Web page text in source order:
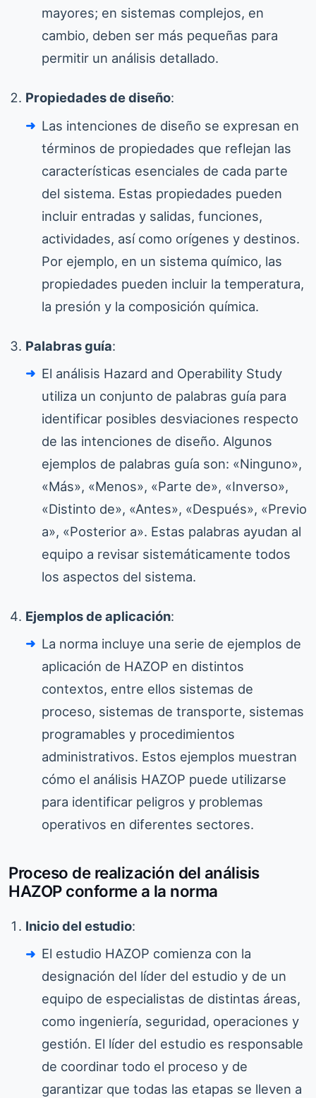
mayores; en sistemas complejos, en
cambio, deben ser más pequeñas para
permitir un análisis detallado.
Propiedades de diseño:
Las intenciones de diseño se expresan en
términos de propiedades que reflejan las
características esenciales de cada parte
del sistema. Estas propiedades pueden
incluir entradas y salidas, funciones,
actividades, así como orígenes y destinos.
Por ejemplo, en un sistema químico, las
propiedades pueden incluir la temperatura,
la presión y la composición química.
Palabras guía:
El análisis Hazard and Operability Study
utiliza un conjunto de palabras guía para
identificar posibles desviaciones respecto
de las intenciones de diseño. Algunos
ejemplos de palabras guía son: «Ninguno»,
«Más», «Menos», «Parte de», «Inverso»,
«Distinto de», «Antes», «Después», «Previo
a», «Posterior a». Estas palabras ayudan al
equipo a revisar sistemáticamente todos
los aspectos del sistema.
Ejemplos de aplicación:
La norma incluye una serie de ejemplos de
aplicación de HAZOP en distintos
contextos, entre ellos sistemas de
proceso, sistemas de transporte, sistemas
programables y procedimientos
administrativos. Estos ejemplos muestran
cómo el análisis HAZOP puede utilizarse
para identificar peligros y problemas
operativos en diferentes sectores.
Proceso de realización del análisis
HAZOP conforme a la norma
Inicio del estudio:
El estudio HAZOP comienza con la
designación del líder del estudio y de un
equipo de especialistas de distintas áreas,
como ingeniería, seguridad, operaciones y
gestión. El líder del estudio es responsable
de coordinar todo el proceso y de
garantizar que todas las etapas se lleven a